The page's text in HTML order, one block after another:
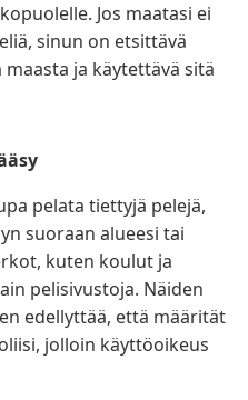
Jos maatasi ei
sinun on etsittävä
ja käytettävä sitä
pelata tiettyjä pelejä,
suoraan alueesi tai
kuten koulut ja
pelisivustoja. Näiden
edellyttää, että määrität
jolloin käyttöoikeus